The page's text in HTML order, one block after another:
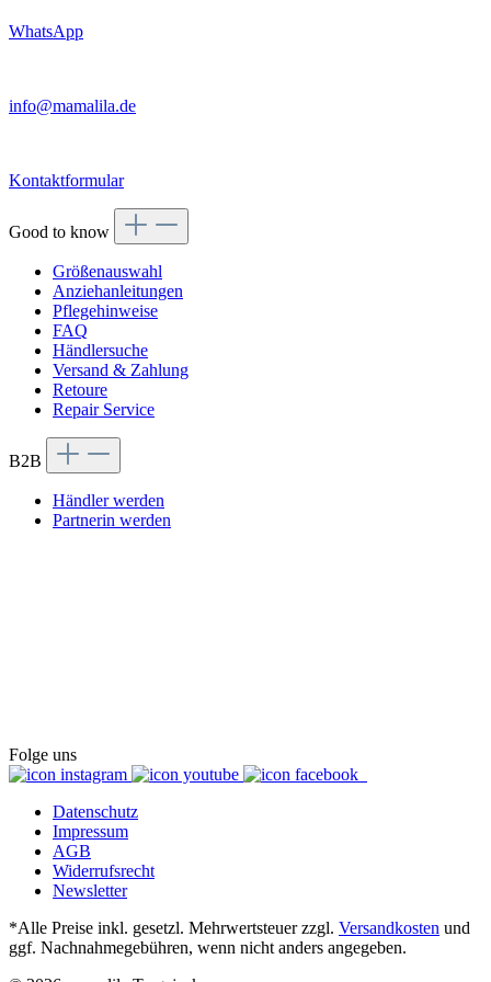
WhatsApp
info@mamalila.de
Kontaktformular
Good to know
Größenauswahl
Anziehanleitungen
Pflegehinweise
FAQ
Händlersuche
Versand & Zahlung
Retoure
Repair Service
B2B
Händler werden
Partnerin werden
Folge uns
Datenschutz
Impressum
AGB
Widerrufsrecht
Newsletter
*Alle Preise inkl. gesetzl. Mehrwertsteuer zzgl. Versandkosten und
ggf. Nachnahmegebühren, wenn nicht anders angegeben.